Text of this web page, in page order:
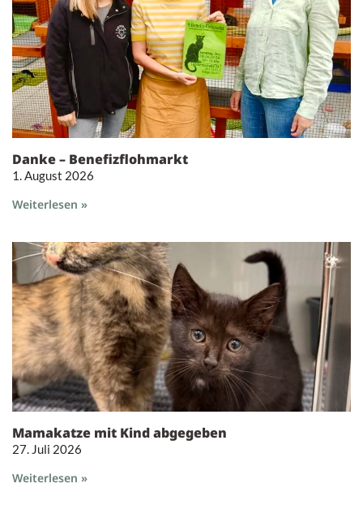
Danke – Benefizflohmarkt
1. August 2026
Weiterlesen »
Mamakatze mit Kind abgegeben
27. Juli 2026
Weiterlesen »